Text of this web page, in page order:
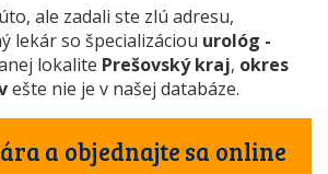
ale zadali ste zlú adresu,
lekár so špecializáciou urológ -
lokalite Prešovský kraj, okres
ešte nie je v našej databáze.
a objednajte sa online